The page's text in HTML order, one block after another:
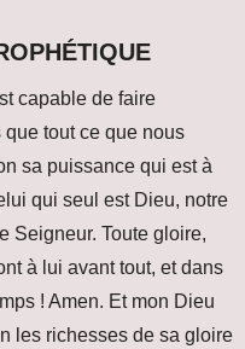
capable de faire
tout ce que nous
sa puissance qui est à
qui seul est Dieu, notre
Seigneur. Toute gloire,
à lui avant tout, et dans
! Amen. Et mon Dieu
les richesses de sa gloire